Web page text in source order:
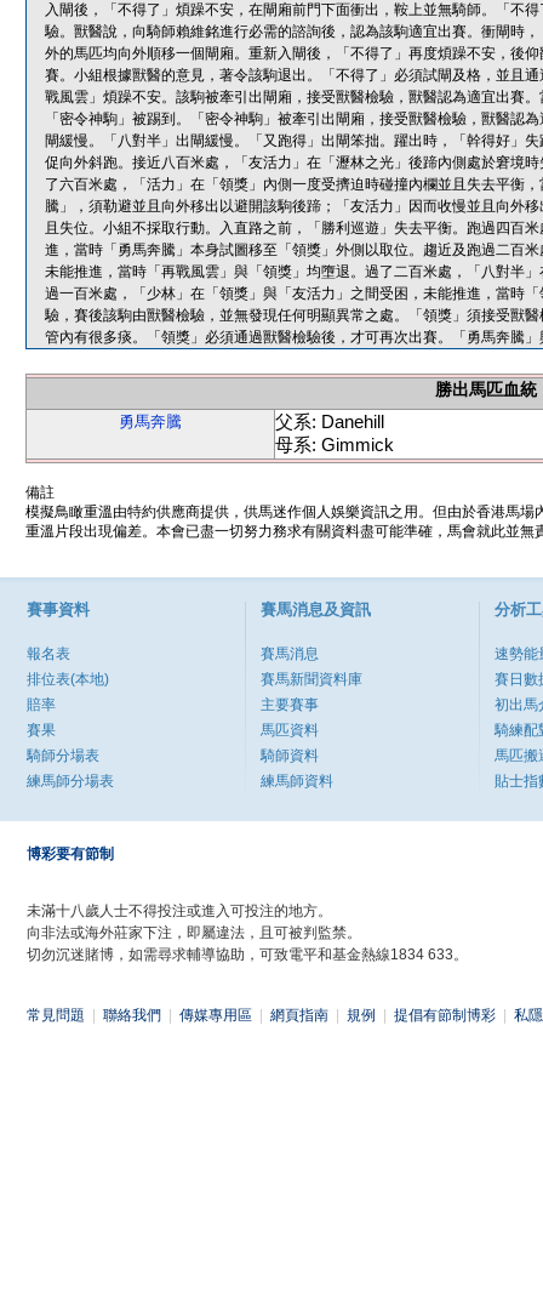
入閘後，「不得了」煩躁不安，在閘廂前門下面衝出，鞍上並無騎師。「不
驗。獸醫說，向騎師賴維銘進行必需的諮詢後，認為該駒適宜出賽。衝閘時
外的馬匹均向外順移一個閘廂。重新入閘後，「不得了」再度煩躁不安，後
賽。小組根據獸醫的意見，著令該駒退出。「不得了」必須試閘及格，並且
戰風雲」煩躁不安。該駒被牽引出閘廂，接受獸醫檢驗，獸醫認為適宜出賽
「密令神駒」被踢到。「密令神駒」被牽引出閘廂，接受獸醫檢驗，獸醫認
閘緩慢。「八對半」出閘緩慢。「又跑得」出閘笨拙。躍出時，「幹得好」
促向外斜跑。接近八百米處，「友活力」在「瀝林之光」後蹄內側處於窘境
了六百米處，「活力」在「領獎」內側一度受擠迫時碰撞內欄並且失去平衡
騰」，須勒避並且向外移出以避開該駒後蹄；「友活力」因而收慢並且向外
且失位。小組不採取行動。入直路之前，「勝利巡遊」失去平衡。跑過四百
進，當時「勇馬奔騰」本身試圖移至「領獎」外側以取位。趨近及跑過二百
未能推進，當時「再戰風雲」與「領獎」均墮退。過了二百米處，「八對半
過一百米處，「少林」在「領獎」與「友活力」之間受困，未能推進，當時
驗，賽後該駒由獸醫檢驗，並無發現任何明顯異常之處。「領獎」須接受獸
管內有很多痰。「領獎」必須通過獸醫檢驗後，才可再次出賽。「勇馬奔騰
勝出馬匹血統
勇馬奔騰
父系: Danehill
母系: Gimmick
備註
模擬鳥瞰重溫由特約供應商提供，供馬迷作個人娛樂資訊之用。但由於香港馬
重溫片段出現偏差。本會已盡一切努力務求有關資料盡可能準確，馬會就此並
賽事資料
報名表
排位表(本地)
賠率
賽果
騎師分場表
練馬師分場表
賽馬消息及資訊
賽馬消息
賽馬新聞資料庫
主要賽事
馬匹資料
騎師資料
練馬師資料
分析
速勢能
賽日數
初出馬
騎練配
馬匹搬
貼士指
博彩要有節制
未滿十八歲人士不得投注或進入可投注的地方。
向非法或海外莊家下注，即屬違法，且可被判監禁。
切勿沉迷賭博，如需尋求輔導協助，可致電平和基金熱線1834 633。
常見問題 聯絡我們 傳媒專用區 網頁指南 規例 提倡有節制博彩 私